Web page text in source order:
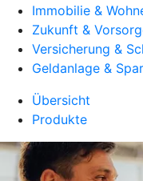
Immobilie &
Zukunft &
Versicherung &
Geldanlage &
Übersicht
Produkte